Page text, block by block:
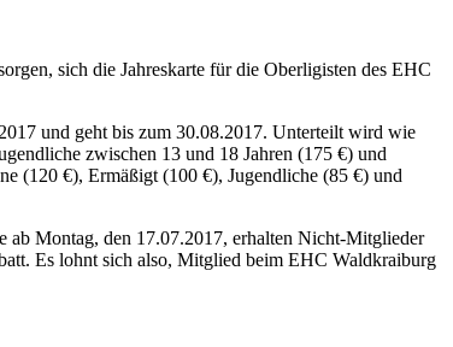
sich die Jahreskarte für die Oberligisten des EHC
und geht bis zum 30.08.2017. Unterteilt wird wie
zwischen 13 und 18 Jahren (175 €) und
(120 €), Ermäßigt (100 €), Jugendliche (85 €) und
ab Montag, den 17.07.2017, erhalten Nicht-Mitglieder
Es lohnt sich also, Mitglied beim EHC Waldkraiburg